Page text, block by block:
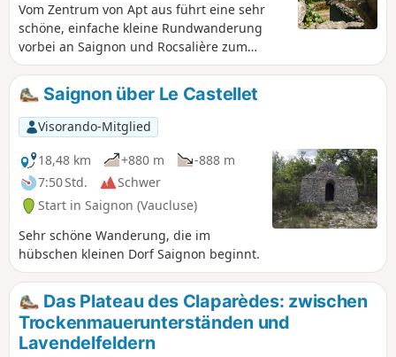
Vom Zentrum von Apt aus führt eine sehr
schöne, einfache kleine Rundwanderung
vorbei an Saignon und Rocsalière zum
Plateau des Claparèdes, bevor es über eine
schöne gepflasterte steigende Straße wieder
hinunter nach Apt geht.
Saignon über Le Castellet
Visorando-Mitglied
18,48 km
+880 m
-888 m
7:50 Std.
Schwer
Start in Saignon (Vaucluse)
Sehr schöne Wanderung, die im
hübschen kleinen Dorf Saignon beginnt.
Das Plateau des Claparèdes: zwischen
Trockenmauerunterständen und
Lavendelfeldern